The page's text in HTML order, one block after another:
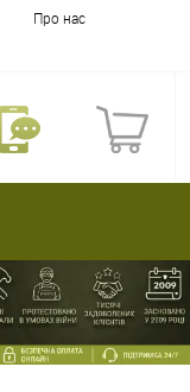
Про нас